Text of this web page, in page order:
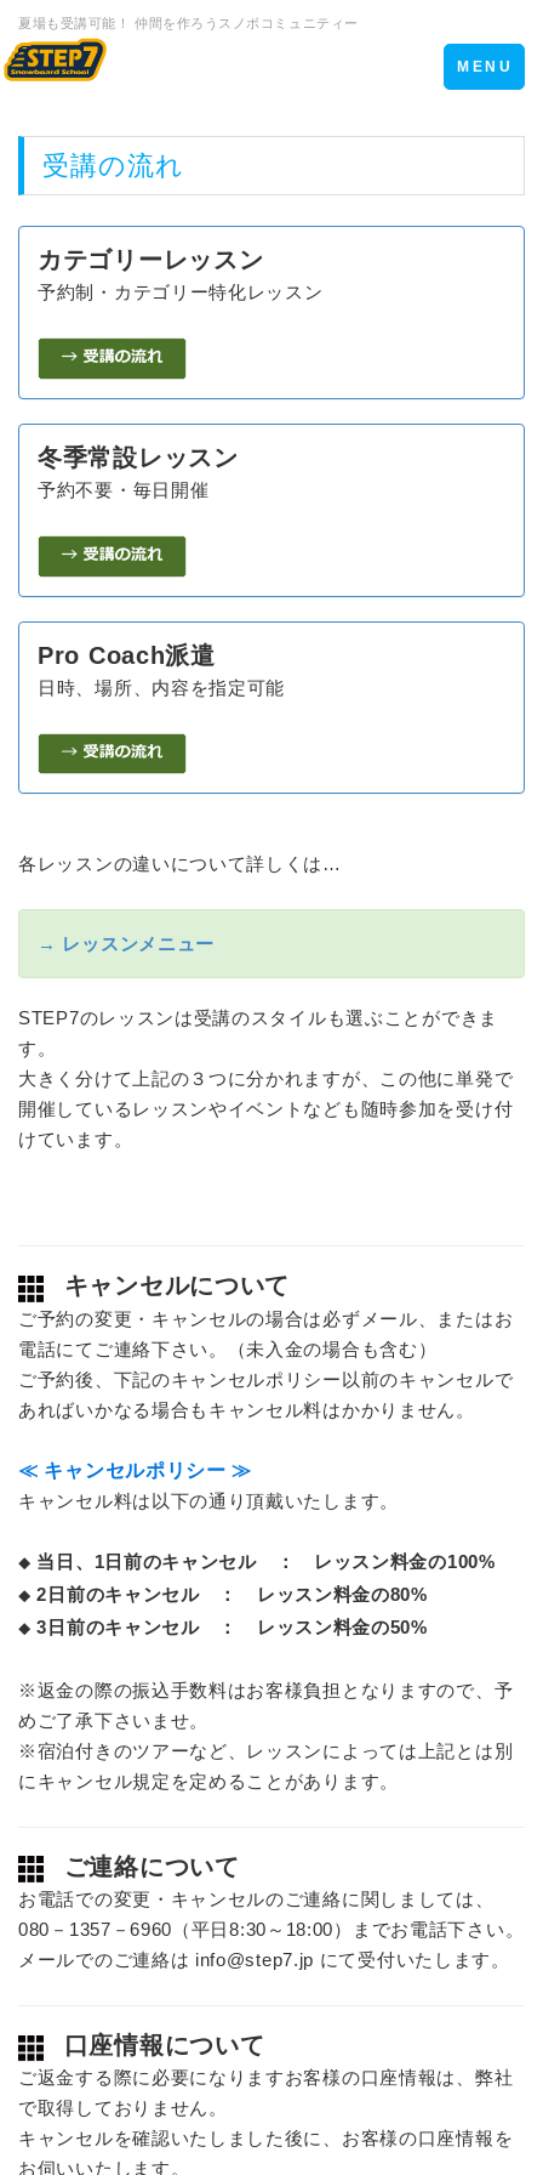
夏場も受講可能！ 仲間を作ろうスノボコミュニティー
Toggle
navigation
MENU
受講の流れ
カテゴリーレッスン
予約制・カテゴリー特化レッスン
冬季常設レッスン
予約不要・毎日開催
Pro Coach派遣
日時、場所、内容を指定可能
各レッスンの違いについて詳しくは…
→ レッスンメニュー
STEP7のレッスンは受講のスタイルも選ぶことができま
す。
大きく分けて上記の３つに分かれますが、この他に単発で
開催しているレッスンやイベントなども随時参加を受け付
けています。
キャンセルについて
ご予約の変更・キャンセルの場合は必ずメール、またはお
電話にてご連絡下さい。（未入金の場合も含む）
ご予約後、下記のキャンセルポリシー以前のキャンセルで
あればいかなる場合もキャンセル料はかかりません。
≪ キャンセルポリシー ≫
キャンセル料は以下の通り頂戴いたします。
◆ 当日、1日前のキャンセル ： レッスン料金の100%
◆ 2日前のキャンセル ： レッスン料金の80%
◆ 3日前のキャンセル ： レッスン料金の50%
※返金の際の振込手数料はお客様負担となりますので、予
めご了承下さいませ。
※宿泊付きのツアーなど、レッスンによっては上記とは別
にキャンセル規定を定めることがあります。
ご連絡について
お電話での変更・キャンセルのご連絡に関しましては、
080－1357－6960（平日8:30～18:00）までお電話下さい。
メールでのご連絡は info@step7.jp にて受付いたします。
口座情報について
ご返金する際に必要になりますお客様の口座情報は、弊社
で取得しておりません。
キャンセルを確認いたしました後に、お客様の口座情報を
お伺いいたします。